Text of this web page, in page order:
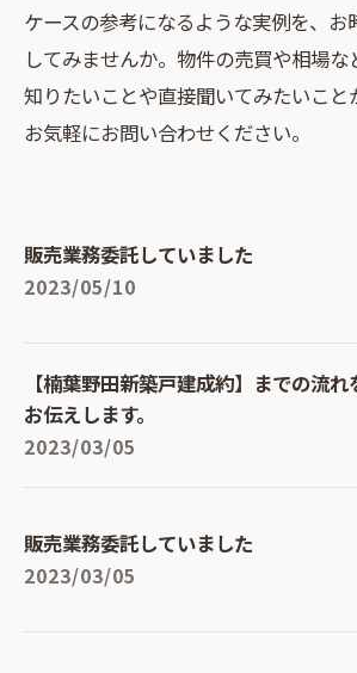
ケースの参考になるような実例を、お
してみませんか。物件の売買や相場
知りたいことや直接聞いてみたいこと
お気軽にお問い合わせください。
販売業務委託していました
2023/05/10
【楠葉野田新築戸建成約】までの流れ
お伝えします。
2023/03/05
販売業務委託していました
2023/03/05